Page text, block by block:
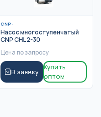
CNP ·
Насос многоступенчатый
CNP CHL 2-30
Цена по запросу
В заявку
Купить
оптом